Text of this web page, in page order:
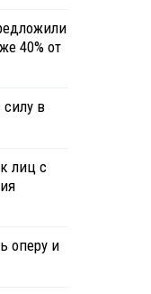
40% от
в
лиц с
оперу и